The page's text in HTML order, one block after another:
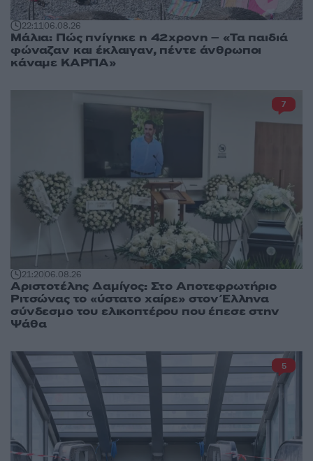
22:1106.08.26
Μάλια: Πώς πνίγηκε η 42χρονη – «Τα παιδιά
φώναζαν και έκλαιγαν, πέντε άνθρωποι
κάναμε ΚΑΡΠΑ»
21:2006.08.26
Αριστοτέλης Δαμίγος: Στο Αποτεφρωτήριο
Ριτσώνας το «ύστατο χαίρε» στον Έλληνα
σύνδεσμο του ελικοπτέρου που έπεσε στην
Ψάθα
7
5